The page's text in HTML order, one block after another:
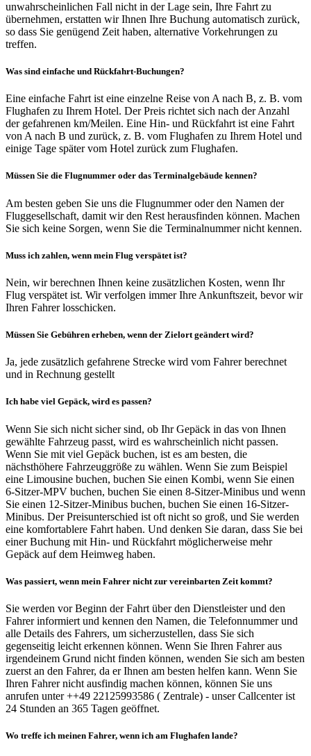
unwahrscheinlichen Fall nicht in der Lage sein, Ihre Fahrt zu
übernehmen, erstatten wir Ihnen Ihre Buchung automatisch zurück,
so dass Sie genügend Zeit haben, alternative Vorkehrungen zu
treffen.
Was sind einfache und Rückfahrt-Buchungen?
Eine einfache Fahrt ist eine einzelne Reise von A nach B, z. B. vom
Flughafen zu Ihrem Hotel. Der Preis richtet sich nach der Anzahl
der gefahrenen km/Meilen. Eine Hin- und Rückfahrt ist eine Fahrt
von A nach B und zurück, z. B. vom Flughafen zu Ihrem Hotel und
einige Tage später vom Hotel zurück zum Flughafen.
Müssen Sie die Flugnummer oder das Terminalgebäude kennen?
Am besten geben Sie uns die Flugnummer oder den Namen der
Fluggesellschaft, damit wir den Rest herausfinden können. Machen
Sie sich keine Sorgen, wenn Sie die Terminalnummer nicht kennen.
Muss ich zahlen, wenn mein Flug verspätet ist?
Nein, wir berechnen Ihnen keine zusätzlichen Kosten, wenn Ihr
Flug verspätet ist. Wir verfolgen immer Ihre Ankunftszeit, bevor wir
Ihren Fahrer losschicken.
Müssen Sie Gebühren erheben, wenn der Zielort geändert wird?
Ja, jede zusätzlich gefahrene Strecke wird vom Fahrer berechnet
und in Rechnung gestellt
Ich habe viel Gepäck, wird es passen?
Wenn Sie sich nicht sicher sind, ob Ihr Gepäck in das von Ihnen
gewählte Fahrzeug passt, wird es wahrscheinlich nicht passen.
Wenn Sie mit viel Gepäck buchen, ist es am besten, die
nächsthöhere Fahrzeuggröße zu wählen. Wenn Sie zum Beispiel
eine Limousine buchen, buchen Sie einen Kombi, wenn Sie einen
6-Sitzer-MPV buchen, buchen Sie einen 8-Sitzer-Minibus und wenn
Sie einen 12-Sitzer-Minibus buchen, buchen Sie einen 16-Sitzer-
Minibus. Der Preisunterschied ist oft nicht so groß, und Sie werden
eine komfortablere Fahrt haben. Und denken Sie daran, dass Sie bei
einer Buchung mit Hin- und Rückfahrt möglicherweise mehr
Gepäck auf dem Heimweg haben.
Was passiert, wenn mein Fahrer nicht zur vereinbarten Zeit kommt?
Sie werden vor Beginn der Fahrt über den Dienstleister und den
Fahrer informiert und kennen den Namen, die Telefonnummer und
alle Details des Fahrers, um sicherzustellen, dass Sie sich
gegenseitig leicht erkennen können. Wenn Sie Ihren Fahrer aus
irgendeinem Grund nicht finden können, wenden Sie sich am besten
zuerst an den Fahrer, da er Ihnen am besten helfen kann. Wenn Sie
Ihren Fahrer nicht ausfindig machen können, können Sie uns
anrufen unter ++49 22125993586 ( Zentrale) - unser Callcenter ist
24 Stunden an 365 Tagen geöffnet.
Wo treffe ich meinen Fahrer, wenn ich am Flughafen lande?